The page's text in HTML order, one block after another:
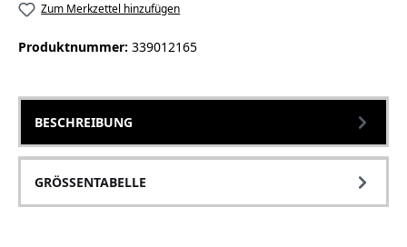
Zum Merkzettel hinzufügen
Produktnummer: 339012165
BESCHREIBUNG
GRÖSSENTABELLE